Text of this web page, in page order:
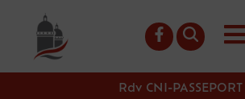
principal
Rdv CNI-PASSEPORT